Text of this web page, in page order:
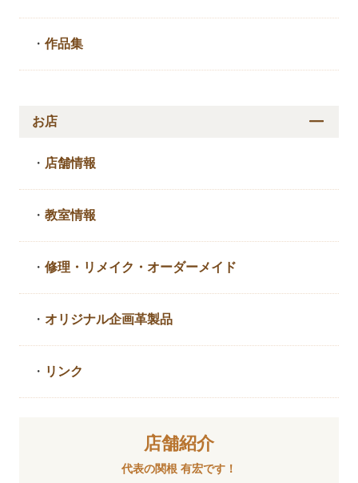
・作品集
お店
・ 店舗情報
・教室情報
・修理・リメイク・ オーダーメイド
・ オリジナル企画革製品
・ リンク
店舗紹介
代表の関根 有宏です！